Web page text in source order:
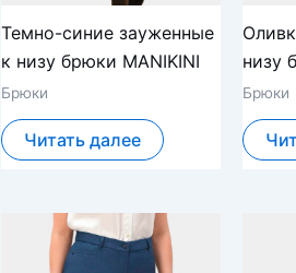
Темно-синие зауженные
к низу брюки MANIKINI
Брюки
Читать далее
низу
Брюки